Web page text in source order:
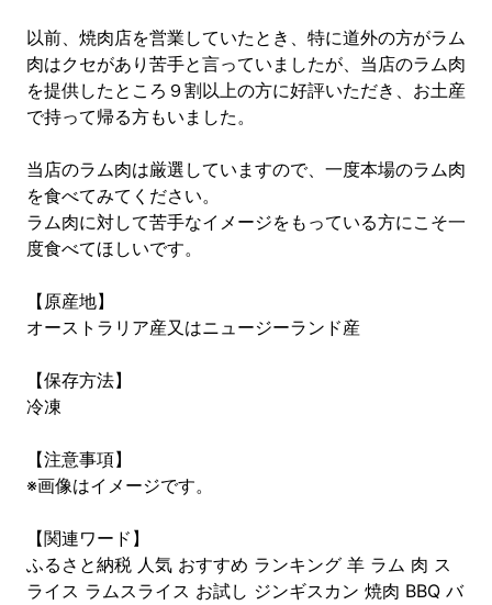
以前、焼肉店を営業していたとき、特に道外の方がラム
肉はクセがあり苦手と言っていましたが、当店のラム肉
を提供したところ９割以上の方に好評いただき、お土産
で持って帰る方もいました。
当店のラム肉は厳選していますので、一度本場のラム肉
を食べてみてください。
ラム肉に対して苦手なイメージをもっている方にこそ一
度食べてほしいです。
【原産地】
オーストラリア産又はニュージーランド産
【保存方法】
冷凍
【注意事項】
※画像はイメージです。
【関連ワード】
ふるさと納税 人気 おすすめ ランキング 羊 ラム 肉 ス
ライス ラムスライス お試し ジンギスカン 焼肉 BBQ バ